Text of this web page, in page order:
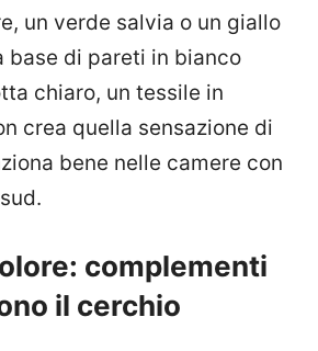
un verde salvia o un giallo
base di pareti in bianco
chiaro, un tessile in
crea quella sensazione di
bene nelle camere con
complementi
il cerchio